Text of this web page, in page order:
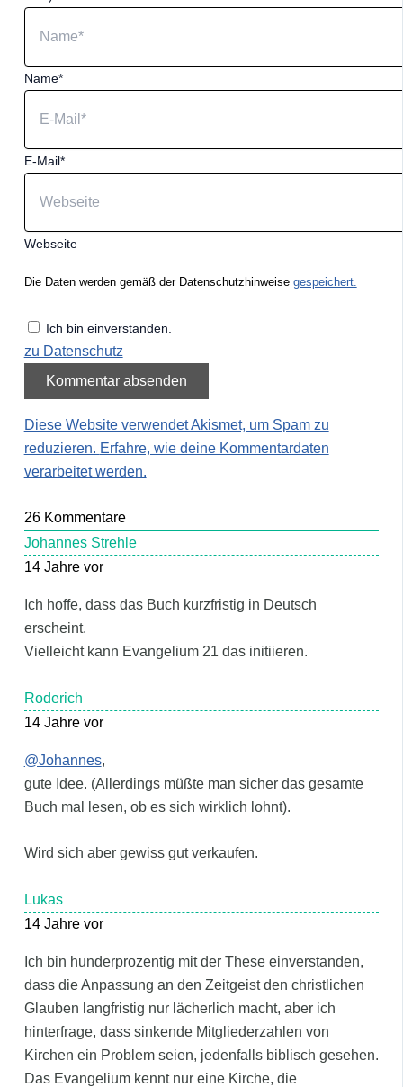
Name*
E-Mail*
Webseite
Die Daten werden gemäß der Datenschutzhinweise gespeichert.
Ich bin einverstanden.
zu Datenschutz
Diese Website verwendet Akismet, um Spam zu
reduzieren. Erfahre, wie deine Kommentardaten
verarbeitet werden.
26Kommentare
Johannes Strehle
14 Jahre vor
Ich hoffe, dass das Buch kurzfristig in Deutsch
erscheint.
Vielleicht kann Evangelium 21 das initiieren.
Roderich
14 Jahre vor
@Johannes,
gute Idee. (Allerdings müßte man sicher das gesamte
Buch mal lesen, ob es sich wirklich lohnt).
Wird sich aber gewiss gut verkaufen.
Lukas
14 Jahre vor
Ich bin hunderprozentig mit der These einverstanden,
dass die Anpassung an den Zeitgeist den christlichen
Glauben langfristig nur lächerlich macht, aber ich
hinterfrage, dass sinkende Mitgliederzahlen von
Kirchen ein Problem seien, jedenfalls biblisch gesehen.
Das Evangelium kennt nur eine Kirche, die